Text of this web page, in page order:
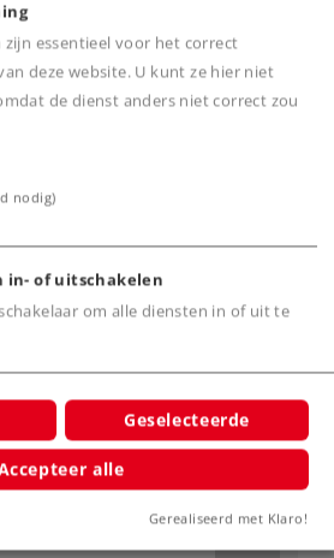
type 232
VI Locomotieven
zijn essentieel voor het correct
deze website. U kunt ze hier niet
de dienst anders niet correct zou
nodig)
in- of uitschakelen
om alle diensten in of uit te
Geselecteerde
alle
Gerealiseerd met Klaro!